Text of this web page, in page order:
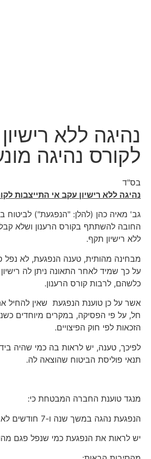
נהיגה ללא
לקורס נהיגה
בס"ד
נהיגה ללא רישיון עקב אי התייצבות
גב' מאיה כהן (להלן: "הנפגעת") לביטוח
החובה להשתתף בקורס הרענון ושלא
ללא רישיון תקף.
מבחינה מהותית, טענה הנפגעת, לא נפל
על כך שמיד לאחר התאונה ניתן לה
כלשהם, לרבות קורס הרענון.
חל, על פי הפסיקה, במקרים מיוחדים
הזכאות לפי חוק הפיצויים.
לפיכך, טענה, יש לראות בה כמי שהיה
תנאי פוליסת הביטוח שהוצאה לה.
מנגד טוענת החברה המבטחת כי:
הנפגעת נהגה במשך שנה ו-7 חודשים לאחר שפג תוקף רישיון הנהיגה שלה.
יש לראות את הנפגעת כמי שנפל פגם